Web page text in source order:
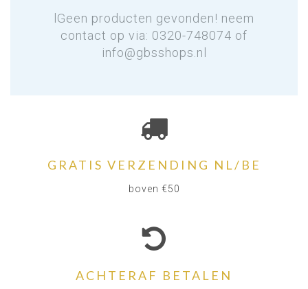
lGeen producten gevonden! neem
contact op via: 0320-748074 of
info@gbsshops.nl
GRATIS VERZENDING NL/BE
boven €50
ACHTERAF BETALEN